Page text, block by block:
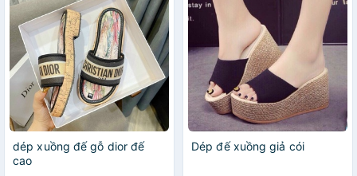
dép xuồng đế gỗ dior đế
cao
Dép đế xuồng giả cói